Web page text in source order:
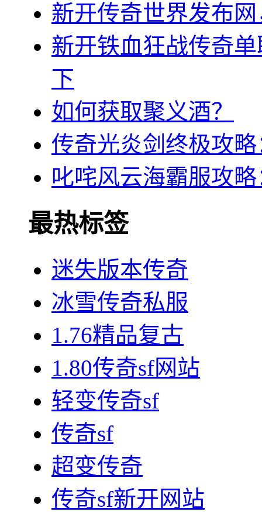
新开传奇世界发布
新开铁血狂战传奇
下
如何获取聚义酒？
传奇光炎剑终极攻
叱咤风云海霸服攻
最热标签
迷失版本传奇
冰雪传奇私服
1.76精品复古
1.80传奇sf网站
轻变传奇sf
传奇sf
超变传奇
传奇sf新开网站